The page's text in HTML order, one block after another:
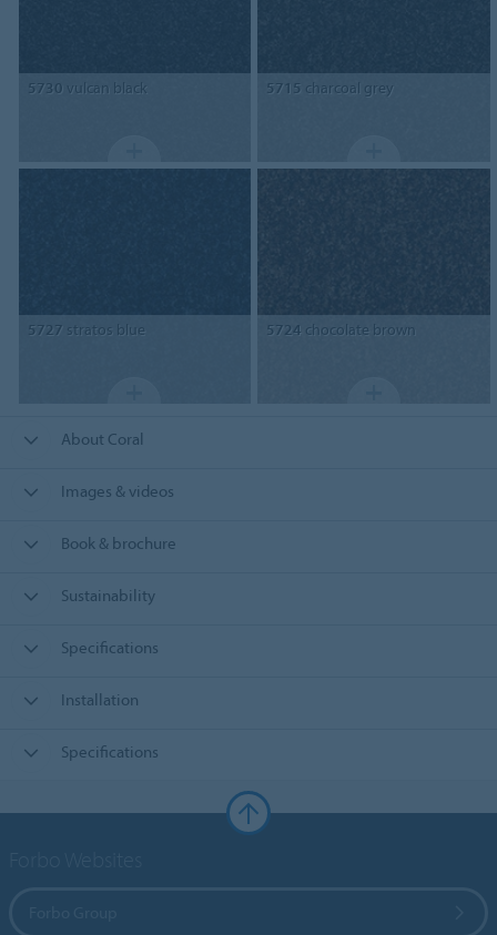
5730 vulcan black 5715 charcoal grey
5727 stratos blue 5724 chocolate brown
About Coral
Images & videos
Book & brochure
Sustainability
Specifications
Installation
Specifications